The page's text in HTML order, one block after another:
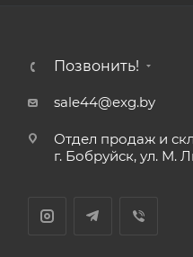
Позвонить!
sale44@exg.by
Отдел продаж и
г. Бобруйск, ул. М.